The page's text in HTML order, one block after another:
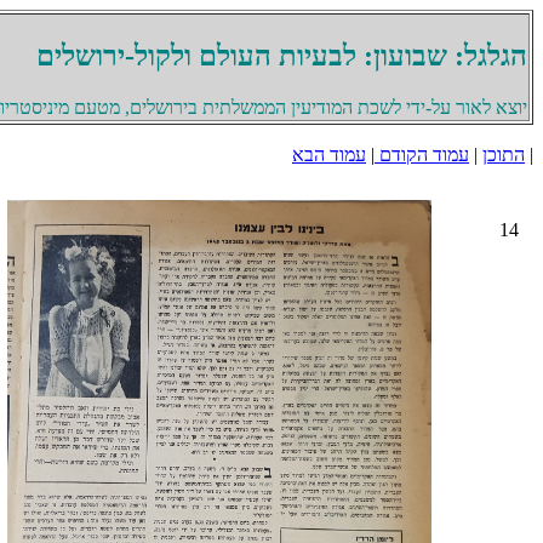
הגלגל: שבועון: לבעיות העולם ולקול-ירושלים
יוצא לאור על-ידי לשכת המודיעין הממשלתית בירושלים, מטעם
| התוכן | עמוד הקודם | עמוד הבא
14